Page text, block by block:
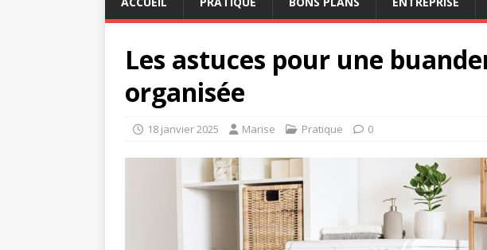
Les astuces pour une
organisée
18 janvier 2025 Marise Pratique 0